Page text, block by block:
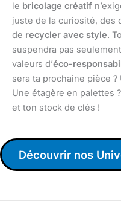
le bricolage créatif
juste de la curiosité, des
de recycler avec style.
suspendra pas
valeurs d’éco-
sera ta prochaine pièce
Une étagère en palettes
et ton stock de clés !
Découvrir nos